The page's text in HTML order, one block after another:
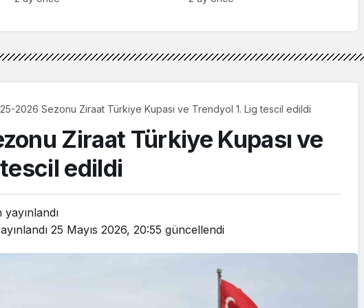
2026 Sezonu Ziraat Türkiye Kupası ve Trendyol 1. Lig tescil edildi
Ziraat Türkiye Kupası ve
edildi
25 Mayıs 2026, 20:55 güncellendi